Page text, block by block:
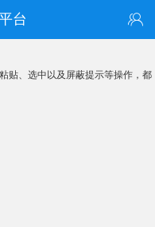
台
贴、选中以及屏蔽提示等操作，都